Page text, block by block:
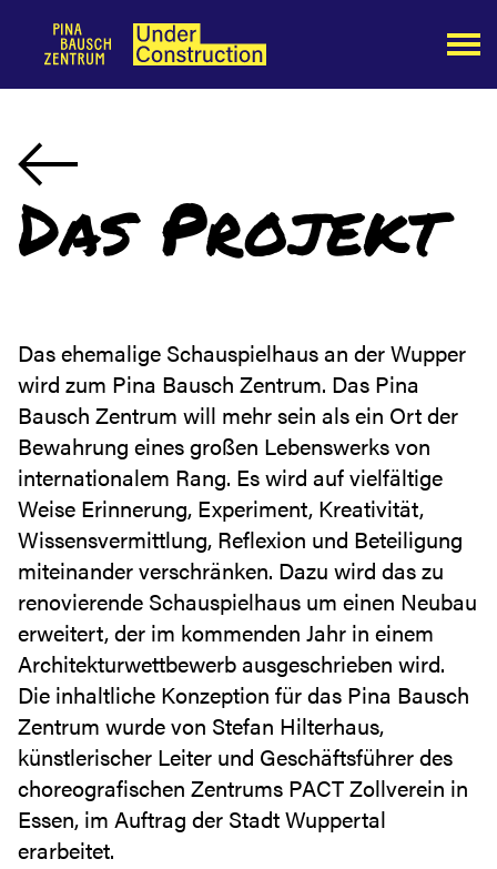
Das Projekt
Das ehemalige Schauspielhaus an der Wupper
wird zum Pina Bausch Zentrum. Das Pina
Bausch Zentrum will mehr sein als ein Ort der
Bewahrung eines großen Lebenswerks von
internationalem Rang. Es wird auf vielfältige
Weise Erinnerung, Experiment, Kreativität,
Wissensvermittlung, Reflexion und Beteiligung
miteinander verschränken. Dazu wird das zu
renovierende Schauspielhaus um einen Neubau
erweitert, der im kommenden Jahr in einem
Architekturwettbewerb ausgeschrieben wird.
Die inhaltliche Konzeption für das Pina Bausch
Zentrum wurde von Stefan Hilterhaus,
künstlerischer Leiter und Geschäftsführer des
choreografischen Zentrums PACT Zollverein in
Essen, im Auftrag der Stadt Wuppertal
erarbeitet.